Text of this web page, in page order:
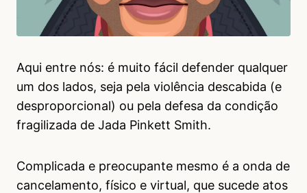
Aqui entre nós: é muito fácil defender qualquer
um dos lados, seja pela violência descabida (e
desproporcional) ou pela defesa da condição
fragilizada de Jada Pinkett Smith.
Complicada e preocupante mesmo é a onda de
cancelamento, físico e virtual, que sucede atos